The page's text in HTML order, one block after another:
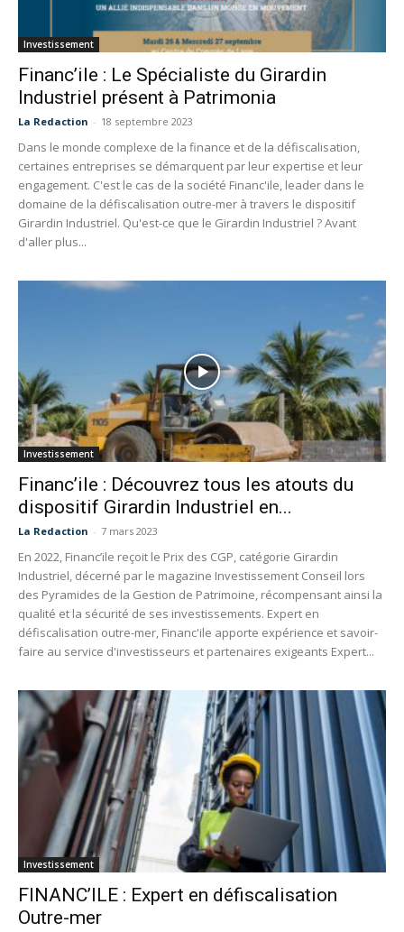
Investissement
Financ’ile : Le Spécialiste du Girardin
Industriel présent à Patrimonia
La Redaction - 18 septembre 2023
Dans le monde complexe de la finance et de la défiscalisation,
certaines entreprises se démarquent par leur expertise et leur
engagement. C'est le cas de la société Financ'ile, leader dans le
domaine de la défiscalisation outre-mer à travers le dispositif
Girardin Industriel. Qu'est-ce que le Girardin Industriel ? Avant
d'aller plus...
Investissement
Financ’ile : Découvrez tous les atouts du
dispositif Girardin Industriel en...
La Redaction - 7 mars 2023
En 2022, Financ’ile reçoit le Prix des CGP, catégorie Girardin
Industriel, décerné par le magazine Investissement Conseil lors
des Pyramides de la Gestion de Patrimoine, récompensant ainsi la
qualité et la sécurité de ses investissements. Expert en
défiscalisation outre-mer, Financ'ile apporte expérience et savoir-
faire au service d'investisseurs et partenaires exigeants Expert...
Investissement
FINANC’ILE : Expert en défiscalisation
Outre-mer